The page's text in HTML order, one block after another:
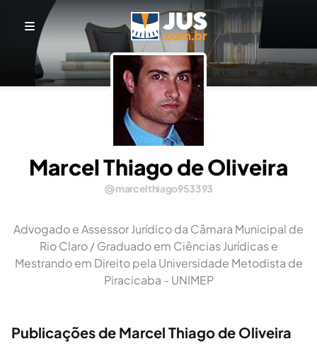
Marcel Thiago de Oliveira
marcelthiago953393
Advogado e Assessor Jurídico da Câmara Municipal de
Rio Claro / Graduado em Ciências Jurídicas e
Mestrando em Direito pela Universidade Metodista de
Piracicaba - UNIMEP
Publicações de Marcel Thiago de Oliveira